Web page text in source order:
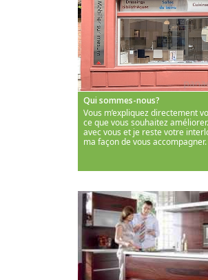
Qui sommes-nous?
Vous m’expliquez directement
ce que vous souhaitez
avec vous et je reste votre
ma façon de vous accompagner.